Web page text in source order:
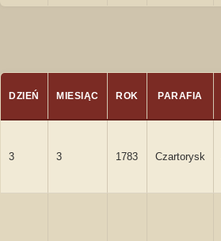
DZIEŃ MIESIĄC ROK PARAFIA
3 3 1783 Czartorysk